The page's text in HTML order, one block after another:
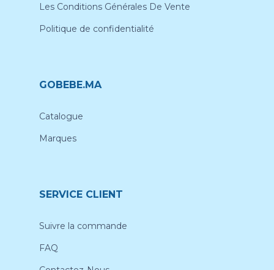
Les Conditions Générales De Vente
Politique de confidentialité
GOBEBE.MA
Catalogue
Marques
SERVICE CLIENT
Suivre la commande
FAQ